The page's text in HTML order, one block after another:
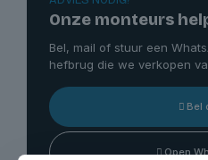
Onze monteurs
Bel, mail of stuur een
hefbrug die we verkopen
Bel
Open